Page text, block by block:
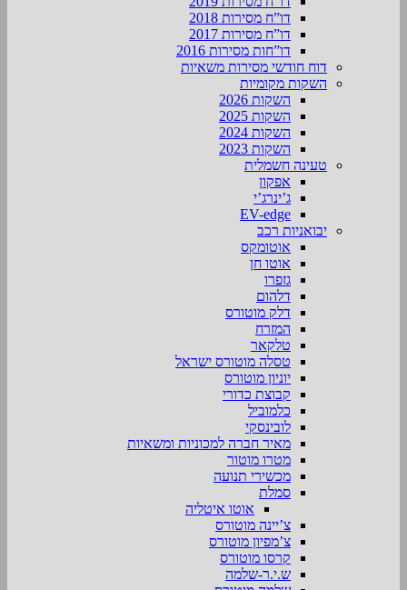
דו”ח מסירות 2018
דו”ח מסירות 2017
דו”חות מסירות 2016
דוח חודשי מסירות משאיות
השקות מקומיות
השקות 2026
השקות 2025
השקות 2024
השקות 2023
טעינה חשמלית
אפקון
ג’ינרג’י
EV-edge
יבואניות רכב
אוטומקס
אוטו חן
גזפרו
דלהום
דלק מוטורס
המזרח
טלקאר
טסלה מוטורס ישראל
יוניון מוטורס
קבוצת כדורי
כלמוביל
לובינסקי
מאיר חברה למכוניות ומשאיות
מטרו מוטור
מכשירי תנועה
סמלת
אוטו איטליה
צ’יינה מוטורס
צ’מפיון מוטורס
קרסו מוטורס
ש.י.ר-שלמה